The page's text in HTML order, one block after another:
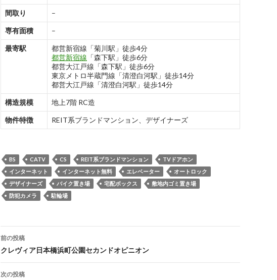
間取り –
専有面積 –
最寄駅
都営新宿線「菊川駅」徒歩4分
都営新宿線 「森下駅」徒歩6分
都営大江戸線「森下駅」徒歩6分
東京メトロ半蔵門線「清澄白河駅」徒歩14分
都営大江戸線「清澄白河駅」徒歩14分
構造規模 地上7階 RC造
物件特徴 REIT系ブランドマンション、デザイナーズ
BS CATV CS REIT系ブランドマンション
TVドアホン
インターネット
インターネット無料 エレベーター
オートロック
デザイナーズ
バイク置き場 宅配ボックス
敷地内ゴミ置き場
防犯カメラ
駐輪場
投
稿
ナ
前の投稿
クレヴィア日本橋浜町公園セカンドオピニオン
次の投稿